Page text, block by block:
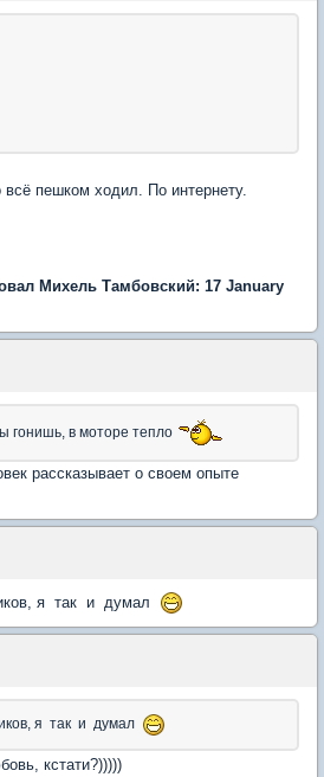
всё пешком ходил. По интернету.
Михель Тамбовский: 17 January
гонишь, в моторе тепло
рассказывает о своем опыте
я так и думал
я так и думал
кстати?)))))